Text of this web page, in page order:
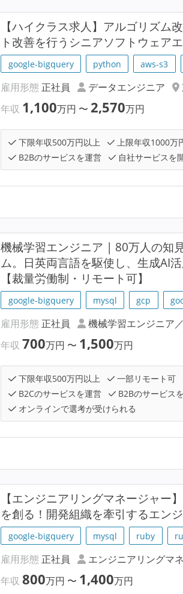
【ハイクラス求人】アルゴリズム
ト改善を行うシニアソフトウェア
google-bigquery python aws-s3
雇用形態 正社員 データエンジニア
年収 1,100万円 〜2,570万円
下限年収500万円以上 上限年収1000万
B2Bのサービスを運営
自社サービスを
機械学習エンジニア | 80万人の知
ム。日英両言語を駆使し、生成AI
【裁量労働制・リモート可】
google-bigquery mysql gcp
雇用形態 正社員 機械学習エンジニア
年収700万円 〜 1,500万円
下限年収500万円以上 一部リモート可
B2Cのサービスを運営
B2Bのサービス
オンラインで選考が受けられる
【エンジニアリングマネージャー
を創る！開発組織を牽引するエン
google-bigquery mysql ruby
雇用形態 正社員 エンジニアリングマ
年収800万円 〜 1,400万円